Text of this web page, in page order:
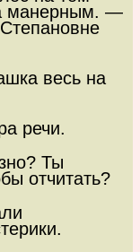
манерным. —
весь на
речи.
Ты
отчитать?